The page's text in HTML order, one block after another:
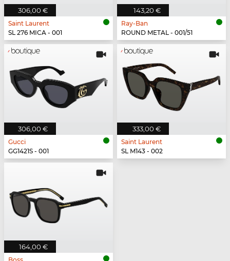
306,00 €
Saint Laurent
SL 276 MICA - 001
143,20 €
Ray-Ban
ROUND METAL - 001/51
306,00 €
Gucci
GG1421S - 001
333,00 €
Saint Laurent
SL M143 - 002
164,00 €